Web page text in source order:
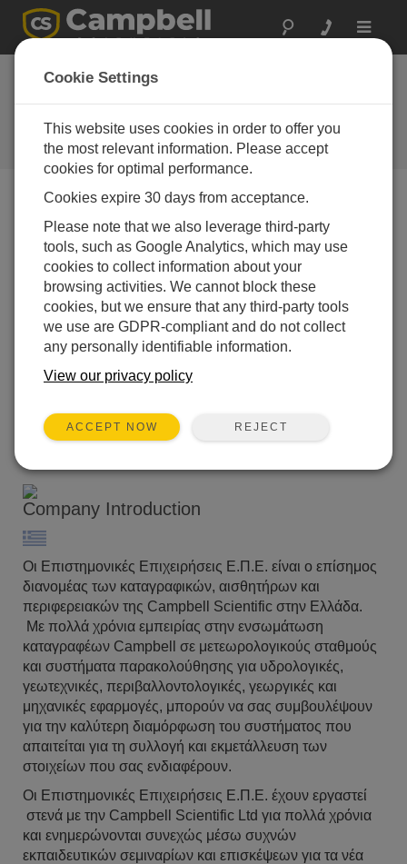
Toggle
Scientific
Enterprises
A Campbell Scientific
consultant/integrator
Contact Information
45 Agion Saranta Str.
18346 Athens
Phone: 0030 210 4823421 / 4838270
Fax: 0030 210 4820580
Company Introduction
Οι Επιστημονικές Επιχειρήσεις Ε.Π.Ε. είναι ο επίσημος
διανομέας των καταγραφικών, αισθητήρων και
περιφερειακών της Campbell Scientific στην Ελλάδα.
Με πολλά χρόνια εμπειρίας στην ενσωμάτωση
καταγραφέων Campbell σε μετεωρολογικούς σταθμούς
και συστήματα παρακολούθησης για υδρολογικές,
γεωτεχνικές, περιβαλλοντολογικές, γεωργικές και
μηχανικές εφαρμογές, μπορούν να σας συμβουλέψουν
για την καλύτερη διαμόρφωση του συστήματος που
απαιτείται για τη συλλογή και εκμετάλλευση των
στοιχείων που σας ενδιαφέρουν.
Οι Επιστημονικές Επιχειρήσεις Ε.Π.Ε. έχουν εργαστεί
στενά με την Campbell Scientific Ltd για πολλά χρόνια
και ενημερώνονται συνεχώς μέσω συχνών
εκπαιδευτικών σεμιναρίων και επισκέψεων για τα νέα
Cookie Settings
This website uses cookies in order to offer you
the most relevant information. Please accept
cookies for optimal performance.
Cookies expire 30 days from acceptance.
Please note that we also leverage third-party
tools, such as Google Analytics, which may use
cookies to collect information about your
browsing activities. We cannot block these
cookies, but we ensure that any third-party tools
we use are GDPR-compliant and do not collect
any personally identifiable information.
View our privacy policy
ACCEPT NOW REJECT